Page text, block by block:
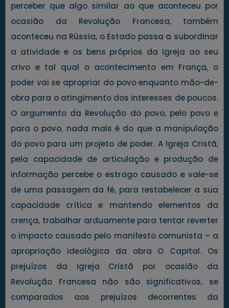
perceber que algo similar ao que aconteceu por
ocasião da Revolução Francesa, também
aconteceu na Rússia, o Estado passa a subordinar
a atividade e os bens próprios da Igreja ao seu
crivo e tal qual o acontecimento em França, o
poder vai se apropriar do povo enquanto mão-de-
obra para o atingimento dos interesses de poucos.
O argumento da Revolução do povo, pelo povo e
para o povo, nada mais é do que a manipulação
do povo para um projeto de poder. A Igreja Cristã,
pela capacidade de articulação e produção de
informação percebe o estrago causado e vale-se
de uma passagem da fé, para restabelecer a sua
capacidade crítica e mantendo elementos da
crença, trabalhar arduamente para tentar reverter
o impacto causado pelo manifesto comunista – a
apropriação ideológica da obra O Capital. Os
prejuízos da Igreja Cristã por ocasião da
Revolução Francesa não são significativos, se
comparados aos prejuízos decorrentes da